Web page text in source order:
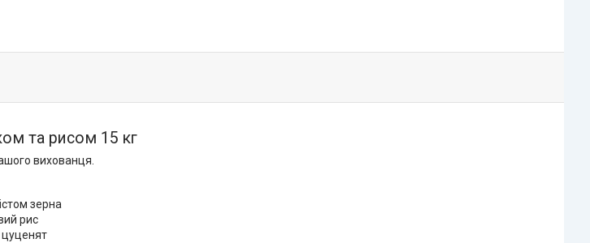
та рисом 15 кг
вихованця.
зерна
рис